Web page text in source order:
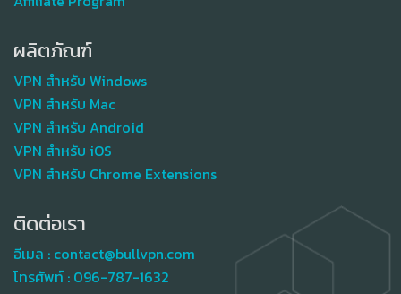
ผลิตภัณฑ์
VPN สำหรับ Windows
VPN สำหรับ Mac
VPN สำหรับ Android
VPN สำหรับ iOS
VPN สำหรับ Chrome Extensions
ติดต่อเรา
อีเมล : contact@bullvpn.com
โทรศัพท์ : 096-787-1632